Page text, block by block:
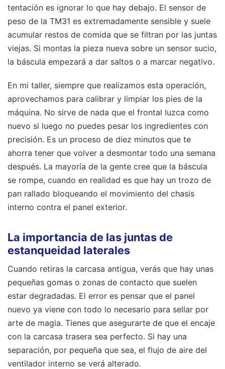
tentación es ignorar lo que hay debajo. El sensor de
peso de la TM31 es extremadamente sensible y suele
acumular restos de comida que se filtran por las juntas
viejas. Si montas la pieza nueva sobre un sensor sucio,
la báscula empezará a dar saltos o a marcar negativo.
En mi taller, siempre que realizamos esta operación,
aprovechamos para calibrar y limpiar los pies de la
máquina. No sirve de nada que el frontal luzca como
nuevo si luego no puedes pesar los ingredientes con
precisión. Es un proceso de diez minutos que te
ahorra tener que volver a desmontar todo una semana
después. La mayoría de la gente cree que la báscula
se rompe, cuando en realidad es que hay un trozo de
pan rallado bloqueando el movimiento del chasis
interno contra el panel exterior.
La importancia de las juntas de
estanqueidad laterales
Cuando retiras la carcasa antigua, verás que hay unas
pequeñas gomas o zonas de contacto que suelen
estar degradadas. El error es pensar que el panel
nuevo ya viene con todo lo necesario para sellar por
arte de magia. Tienes que asegurarte de que el encaje
con la carcasa trasera sea perfecto. Si hay una
separación, por pequeña que sea, el flujo de aire del
ventilador interno se verá alterado.